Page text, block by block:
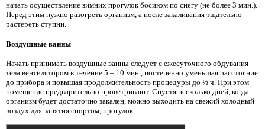
начать осуществление зимних прогулок босиком по снегу (не более 3 мин.).
Перед этим нужно разогреть организм, а после закаливания тщательно
растереть ступни.
Воздушные ванны
Начать принимать воздушные ванны следует с ежесуточного обдувания
тела вентилятором в течение 5 – 10 мин., постепенно уменьшая расстояние
до прибора и повышая продолжительность процедуры до ½ ч. При этом
помещение предварительно проветривают. Спустя несколько дней, когда
организм будет достаточно закален, можно выходить на свежий холодный
воздух для занятия спортом, прогулок.